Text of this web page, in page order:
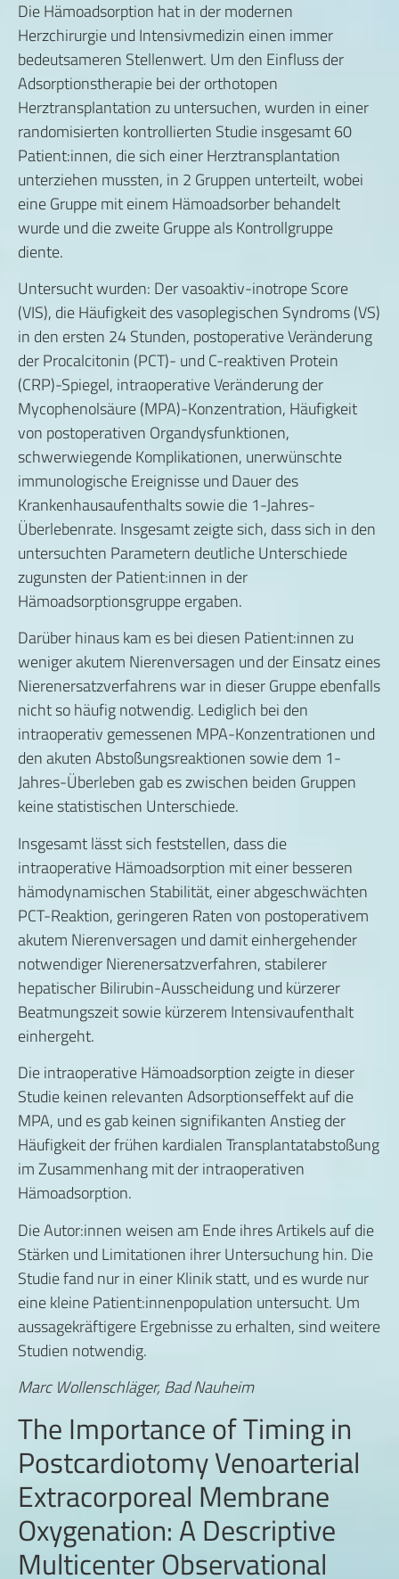
Die Hämoadsorption hat in der modernen
Herzchirurgie und Intensivmedizin einen immer
bedeutsameren Stellenwert. Um den Einfluss der
Adsorptionstherapie bei der orthotopen
Herztransplantation zu untersuchen, wurden in einer
randomisierten kontrollierten Studie insgesamt 60
Patient:innen, die sich einer Herztransplantation
unterziehen mussten, in 2 Gruppen unterteilt, wobei
eine Gruppe mit einem Hämoadsorber behandelt
wurde und die zweite Gruppe als Kontrollgruppe
diente.
Untersucht wurden: Der vasoaktiv-inotrope Score
(VIS), die Häufigkeit des vasoplegischen Syndroms (VS)
in den ersten 24 Stunden, postoperative Veränderung
der Procalcitonin (PCT)- und C-reaktiven Protein
(CRP)-Spiegel, intraoperative Veränderung der
Mycophenolsäure (MPA)-Konzentration, Häufigkeit
von postoperativen Organdysfunktionen,
schwerwiegende Komplikationen, unerwünschte
immunologische Ereignisse und Dauer des
Krankenhausaufenthalts sowie die 1-Jahres-
Überlebenrate. Insgesamt zeigte sich, dass sich in den
untersuchten Parametern deutliche Unterschiede
zugunsten der Patient:innen in der
Hämoadsorptionsgruppe ergaben.
Darüber hinaus kam es bei diesen Patient:innen zu
weniger akutem Nierenversagen und der Einsatz eines
Nierenersatzverfahrens war in dieser Gruppe ebenfalls
nicht so häufig notwendig. Lediglich bei den
intraoperativ gemessenen MPA-Konzentrationen und
den akuten Abstoßungsreaktionen sowie dem 1-
Jahres-Überleben gab es zwischen beiden Gruppen
keine statistischen Unterschiede.
Insgesamt lässt sich feststellen, dass die
intraoperative Hämoadsorption mit einer besseren
hämodynamischen Stabilität, einer abgeschwächten
PCT-Reaktion, geringeren Raten von postoperativem
akutem Nierenversagen und damit einhergehender
notwendiger Nierenersatzverfahren, stabilerer
hepatischer Bilirubin-Ausscheidung und kürzerer
Beatmungszeit sowie kürzerem Intensivaufenthalt
einhergeht.
Die intraoperative Hämoadsorption zeigte in dieser
Studie keinen relevanten Adsorptionseffekt auf die
MPA, und es gab keinen signifikanten Anstieg der
Häufigkeit der frühen kardialen Transplantatabstoßung
im Zusammenhang mit der intraoperativen
Hämoadsorption.
Die Autor:innen weisen am Ende ihres Artikels auf die
Stärken und Limitationen ihrer Untersuchung hin. Die
Studie fand nur in einer Klinik statt, und es wurde nur
eine kleine Patient:innenpopulation untersucht. Um
aussagekräftigere Ergebnisse zu erhalten, sind weitere
Studien notwendig.
Marc Wollenschläger, Bad Nauheim
The Importance of Timing in
Postcardiotomy Venoarterial
Extracorporeal Membrane
Oxygenation: A Descriptive
Multicenter Observational